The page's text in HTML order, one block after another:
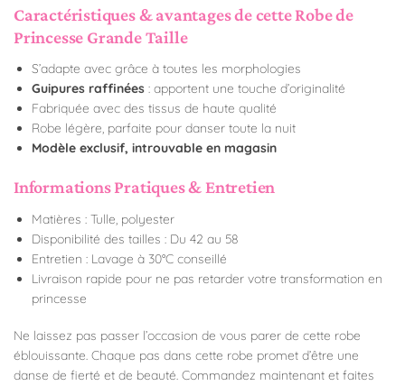
Caractéristiques & avantages de cette Robe de
Princesse Grande Taille
S’adapte avec grâce à toutes les morphologies
Guipures raffinées : apportent une touche d’originalité
Fabriquée avec des tissus de haute qualité
Robe légère, parfaite pour danser toute la nuit
Modèle exclusif, introuvable en magasin
Informations Pratiques & Entretien
Matières : Tulle, polyester
Disponibilité des tailles : Du 42 au 58
Entretien : Lavage à 30°C conseillé
Livraison rapide pour ne pas retarder votre transformation en
princesse
Ne laissez pas passer l’occasion de vous parer de cette robe
éblouissante. Chaque pas dans cette robe promet d’être une
danse de fierté et de beauté. Commandez maintenant et faites